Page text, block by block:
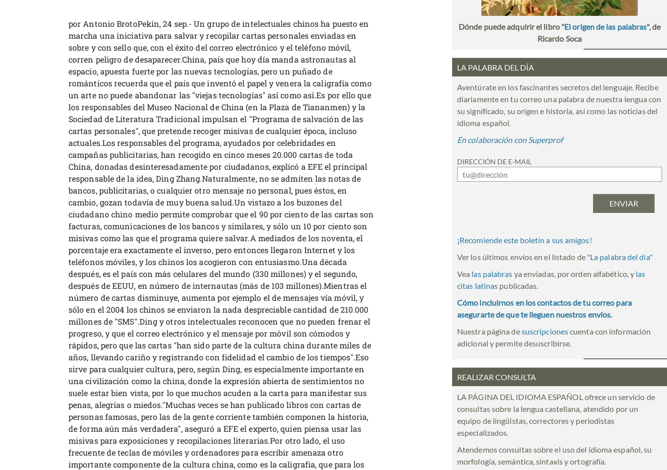
por Antonio BrotoPekín, 24 sep.- Un grupo de intelectuales chinos ha puesto en
marcha una iniciativa para salvar y recopilar cartas personales enviadas en
sobre y con sello que, con el éxito del correo electrónico y el teléfono móvil,
corren peligro de desaparecer.China, país que hoy día manda astronautas al
espacio, apuesta fuerte por las nuevas tecnologías, pero un puñado de
románticos recuerda que el país que inventó el papel y venera la caligrafía como
un arte no puede abandonar las "viejas tecnologías" así como así.Es por ello que
los responsables del Museo Nacional de China (en la Plaza de Tiananmen) y la
Sociedad de Literatura Tradicional impulsan el "Programa de salvación de las
cartas personales", que pretende recoger misivas de cualquier época, incluso
actuales.Los responsables del programa, ayudados por celebridades en
campañas publicitarias, han recogido en cinco meses 20.000 cartas de toda
China, donadas desinteresadamente por ciudadanos, explicó a EFE el principal
responsable de la idea, Ding Zhang.Naturalmente, no se admiten las notas de
bancos, publicitarias, o cualquier otro mensaje no personal, pues éstos, en
cambio, gozan todavía de muy buena salud.Un vistazo a los buzones del
ciudadano chino medio permite comprobar que el 90 por ciento de las cartas son
facturas, comunicaciones de los bancos y similares, y sólo un 10 por ciento son
misivas como las que el programa quiere salvar.A mediados de los noventa, el
porcentaje era exactamente el inverso, pero entonces llegaron Internet y los
teléfonos móviles, y los chinos los acogieron con entusiasmo.Una década
después, es el país con más celulares del mundo (330 millones) y el segundo,
después de EEUU, en número de internautas (más de 103 millones).Mientras el
número de cartas disminuye, aumenta por ejemplo el de mensajes vía móvil, y
sólo en el 2004 los chinos se enviaron la nada despreciable cantidad de 210.000
millones de "SMS".Ding y otros intelectuales reconocen que no pueden frenar el
progreso, y que el correo electrónico y el mensaje por móvil son cómodos y
rápidos, pero que las cartas "han sido parte de la cultura china durante miles de
años, llevando cariño y registrando con fidelidad el cambio de los tiempos".Eso
sirve para cualquier cultura, pero, según Ding, es especialmente importante en
una civilización como la china, donde la expresión abierta de sentimientos no
suele estar bien vista, por lo que muchos acuden a la carta para manifestar sus
penas, alegrías o miedos."Muchas veces se han publicado libros con cartas de
personas famosas, pero las de la gente corriente también componen la historia,
de forma aún más verdadera", aseguró a EFE el experto, quien piensa usar las
misivas para exposiciones y recopilaciones literarias.Por otro lado, el uso
frecuente de teclas de móviles y ordenadores para escribir amenaza otro
importante componente de la cultura china, como es la caligrafía, que para los
Dónde puede adquirir el libro "El origen de las palabras", de
Ricardo Soca
LA PALABRA DEL DÍA
Aventúrate en los fascinantes secretos del lenguaje. Recibe
diariamente en tu correo una palabra de nuestra lengua con
su significado, su origen e historia, así como las noticias del
idioma español.
En colaboración con Superprof
DIRECCIÓN DE E-MAIL
¡Recomiende este boletín a sus amigos!
Ver los últimos envíos en el listado de "La palabra del día"
Vea las palabras ya enviadas, por orden alfabético, y las
citas latinas publicadas.
Cómo incluirnos en los contactos de tu correo para
asegurarte de que te lleguen nuestros envíos.
Nuestra página desuscripcionescuenta con información
adicional y permite desuscribirse.
REALIZAR CONSULTA
LA PÁGINA DEL IDIOMA ESPAÑOL ofrece un servicio de
consultas sobre la lengua castellana, atendido por un
equipo de lingüistas, correctores y periodistas
especializados.
Atendemos consultas sobre el uso del idioma español, su
morfología, semántica, sintaxis y ortografía.